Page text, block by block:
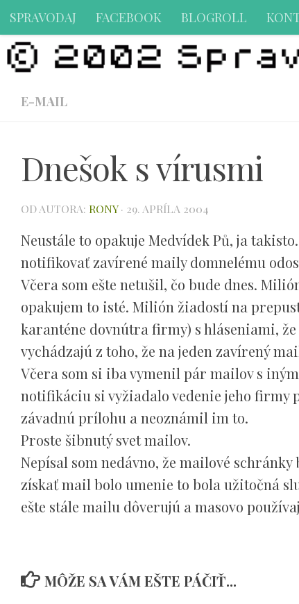
Preskočiť na obsah
SPRAVODAJ FACEBOOK BLOGROLL
E-MAIL
Dnešok s vírusmi
OD AUTORA: RONY · 29. APRÍLA 2004
Neustále to opakuje Medvídek Pů, ja
notifikovať zavírené maily domnelému
Včera som ešte netušil, čo bude dnes.
opakujem to isté. Milión žiadostí na
karanténe dovnútra firmy) s hláseniami,
vychádzajú z toho, že na jeden zavírený
Včera som si iba vymenil pár mailov s
notifikáciu si vyžiadalo vedenie jeho
závadnú prílohu a neoznámil im to.
Proste šibnutý svet mailov.
Nepísal som nedávno, že mailové
získať mail bolo umenie to bola užitočná
ešte stále mailu dôverujú a masovo
MÔŽE SA VÁM EŠTE PÁČIŤ...